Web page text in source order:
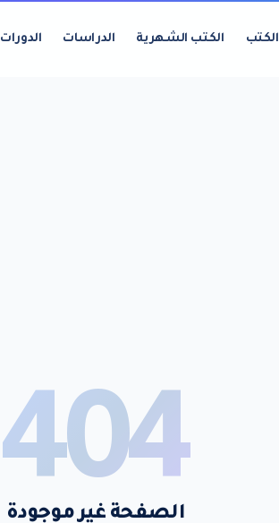
الكتب الكتب الشهرية الدراسات الدورات
404
الصفحة غير موجودة